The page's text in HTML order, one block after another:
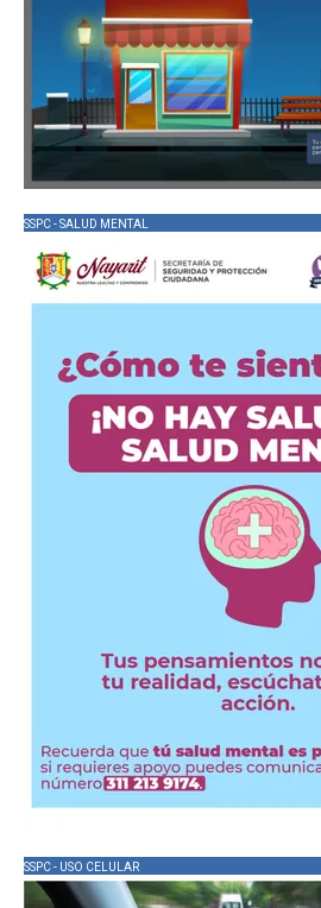
SSPC - SALUD MENTAL
SSPC - USO CELULAR